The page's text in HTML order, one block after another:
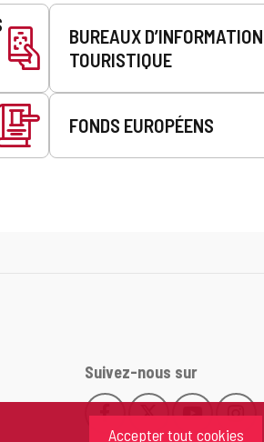
Accepter tout cookies
BUREAUX D’INFORMATION
TOURISTIQUE
FONDS EUROPÉENS
Suivez-nous sur
Este
Este
Este
Este